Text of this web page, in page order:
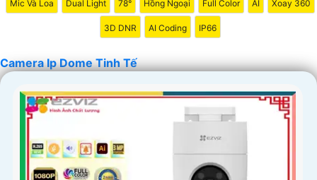
Mic Và Loa Dual Light 78° Hồng Ngoại Full Color AI Xoay 360
3D DNR AI Coding IP66
Camera Ip Dome Tinh Tế